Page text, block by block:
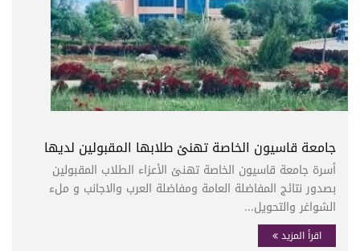
جامعة قاسيون الخاصة تهنئ طلابها المقبولين لديها
أسرة جامعة قاسيون الخاصة تهنئ الأعزاء الطلاب المقبولين
بصدور نتائج المفاضلة العامة ومفاضلة العرب والاجانب و ملء
الشواغر والتحويل...
اقرأ المزيد